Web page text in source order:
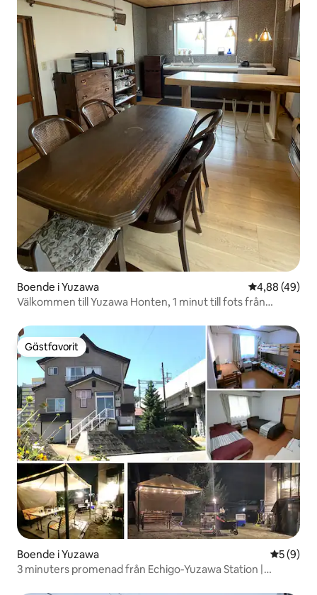
Boende i Yuzawa 4,88 av 5 i
4,88 (49)
Välkommen till Yuzawa Honten, 1 minut till fots från
Gästfavorit
Gästfavorit
Boende i Yuzawa 5 av 5 i
5 (9)
3 minuters promenad från Echigo-Yuzawa Station |